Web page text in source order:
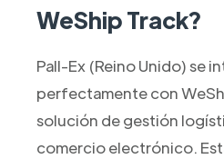
WeShip Track?
Pall-Ex (Reino Unido) se
perfectamente con
solución de gestión
comercio electrónico.